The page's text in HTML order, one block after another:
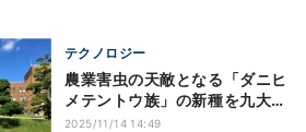
テクノロジー
農業害虫の天敵となる「ダニヒ
メテントウ族」の新種を九大が
発見！
2025/11/14 14:49